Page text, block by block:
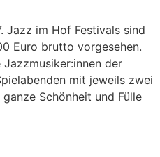
Jazz im Hof Festivals sind
Euro brutto vorgesehen.
der
mit jeweils zwei
Schönheit und Fülle